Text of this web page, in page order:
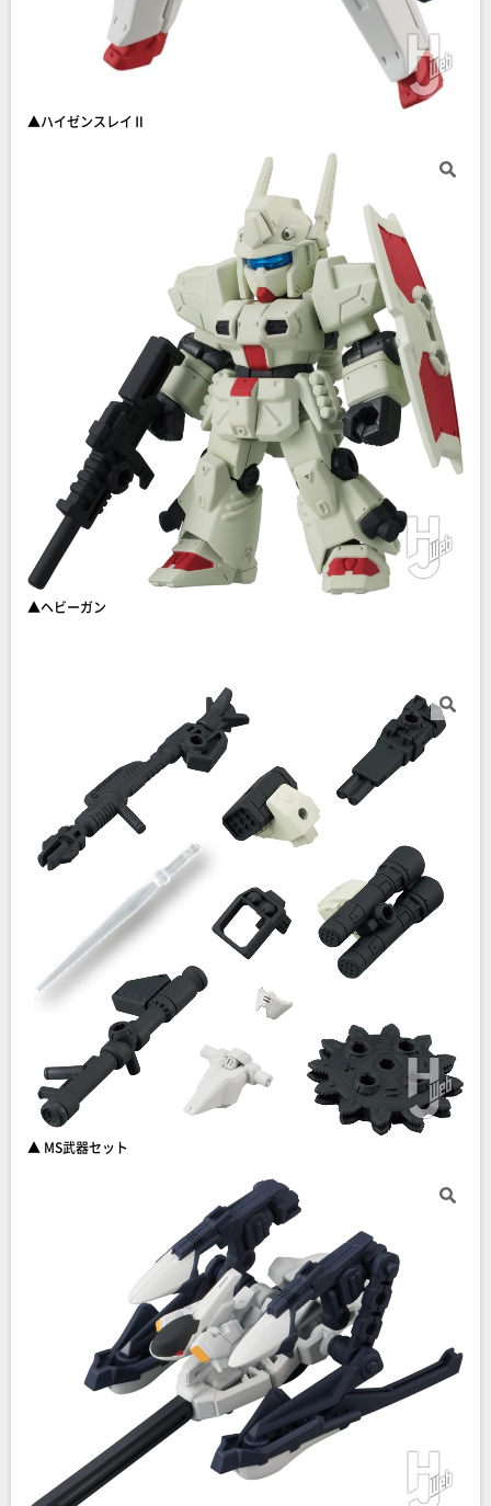
▲ハイゼンスレイⅡ
▲ヘビーガン
▲ MS武器セット